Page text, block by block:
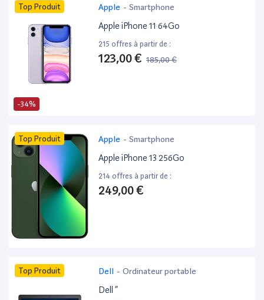
-34%
Top Produit Apple - Smartphone
Apple iPhone 11 64Go
215 offres à partir de :
123,00 € 185,00 €
Top Produit Apple - Smartphone
Apple iPhone 13 256Go
214 offres à partir de :
249,00 €
Top Produit Dell - Ordinateur portable
Dell ”